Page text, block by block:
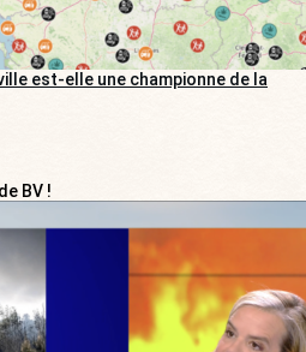
est-elle une championne de la
BV !